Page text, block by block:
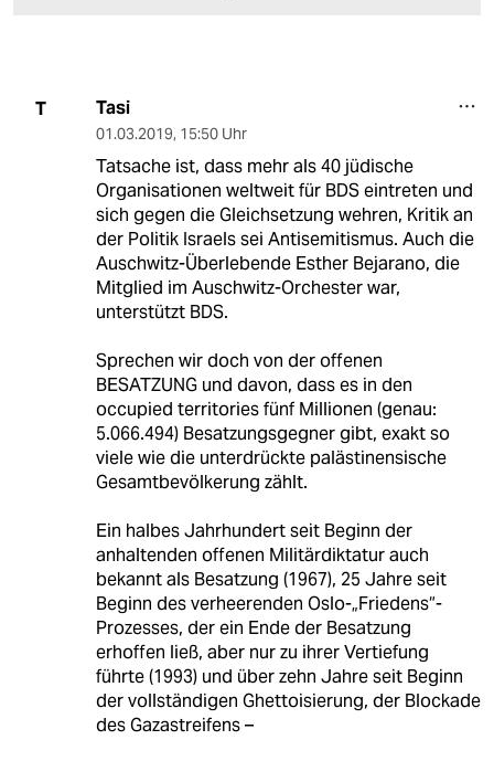
T Tasi
01.03.2019, 15:50 Uhr
Tatsache ist, dass mehr als 40 jüdische
Organisationen weltweit für BDS eintreten und
sich gegen die Gleichsetzung wehren, Kritik an
der Politik Israels sei Antisemitismus. Auch die
Auschwitz-Überlebende Esther Bejarano, die
Mitglied im Auschwitz-Orchester war,
unterstützt BDS.
Sprechen wir doch von der offenen
BESATZUNG und davon, dass es in den
occupied territories fünf Millionen (genau:
5.066.494) Besatzungsgegner gibt, exakt so
viele wie die unterdrückte palästinensische
Gesamtbevölkerung zählt.
Ein halbes Jahrhundert seit Beginn der
anhaltenden offenen Militärdiktatur auch
bekannt als Besatzung (1967), 25 Jahre seit
Beginn des verheerenden Oslo-„Friedens“-
Prozesses, der ein Ende der Besatzung
erhoffen ließ, aber nur zu ihrer Vertiefung
führte (1993) und über zehn Jahre seit Beginn
der vollständigen Ghettoisierung, der Blockade
des Gazastreifens –